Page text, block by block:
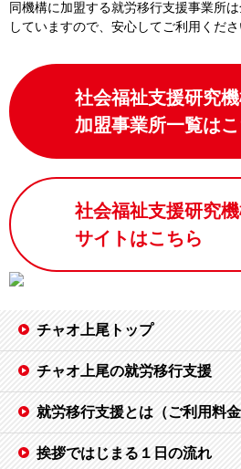
同機構に加盟する就労移⾏⽀援事業所
していますので、安⼼してご利⽤くださ
社会福祉支援研究
加盟事業所一覧は
社会福祉支援研究
サイトはこちら
チャオ上尾トップ
チャオ上尾の就労移行支援
就労移行支援とは（ご利用料金
挨拶ではじまる１日の流れ